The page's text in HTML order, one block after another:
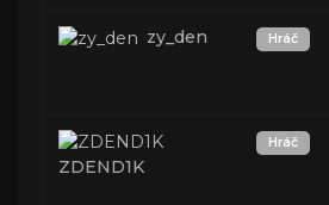
zy_den Hráč
ZDEND1K
Hráč